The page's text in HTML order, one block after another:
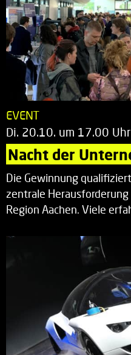
EVENT
Di. 20.10. um 17.00 Uhr
Nacht der
Die Gewinnung
zentrale
Region Aachen. Viele